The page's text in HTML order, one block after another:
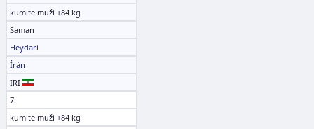
kumite muži +84 kg
Saman
Heydari
Írán
IRI
7.
kumite muži +84 kg